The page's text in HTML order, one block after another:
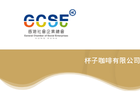
杯子咖啡有限公司